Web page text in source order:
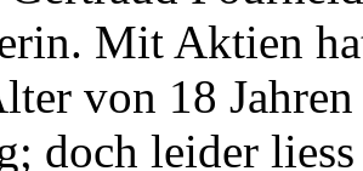
Mit Aktien
von 18
doch leider